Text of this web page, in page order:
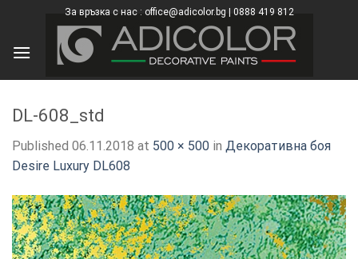
content
За връзка с нас : office@adicolor.bg | 0888 419 812
DL-608_std
Published 06.11.2018 at 500 × 500 in Декоративна боя
Desire Luxury DL608
×